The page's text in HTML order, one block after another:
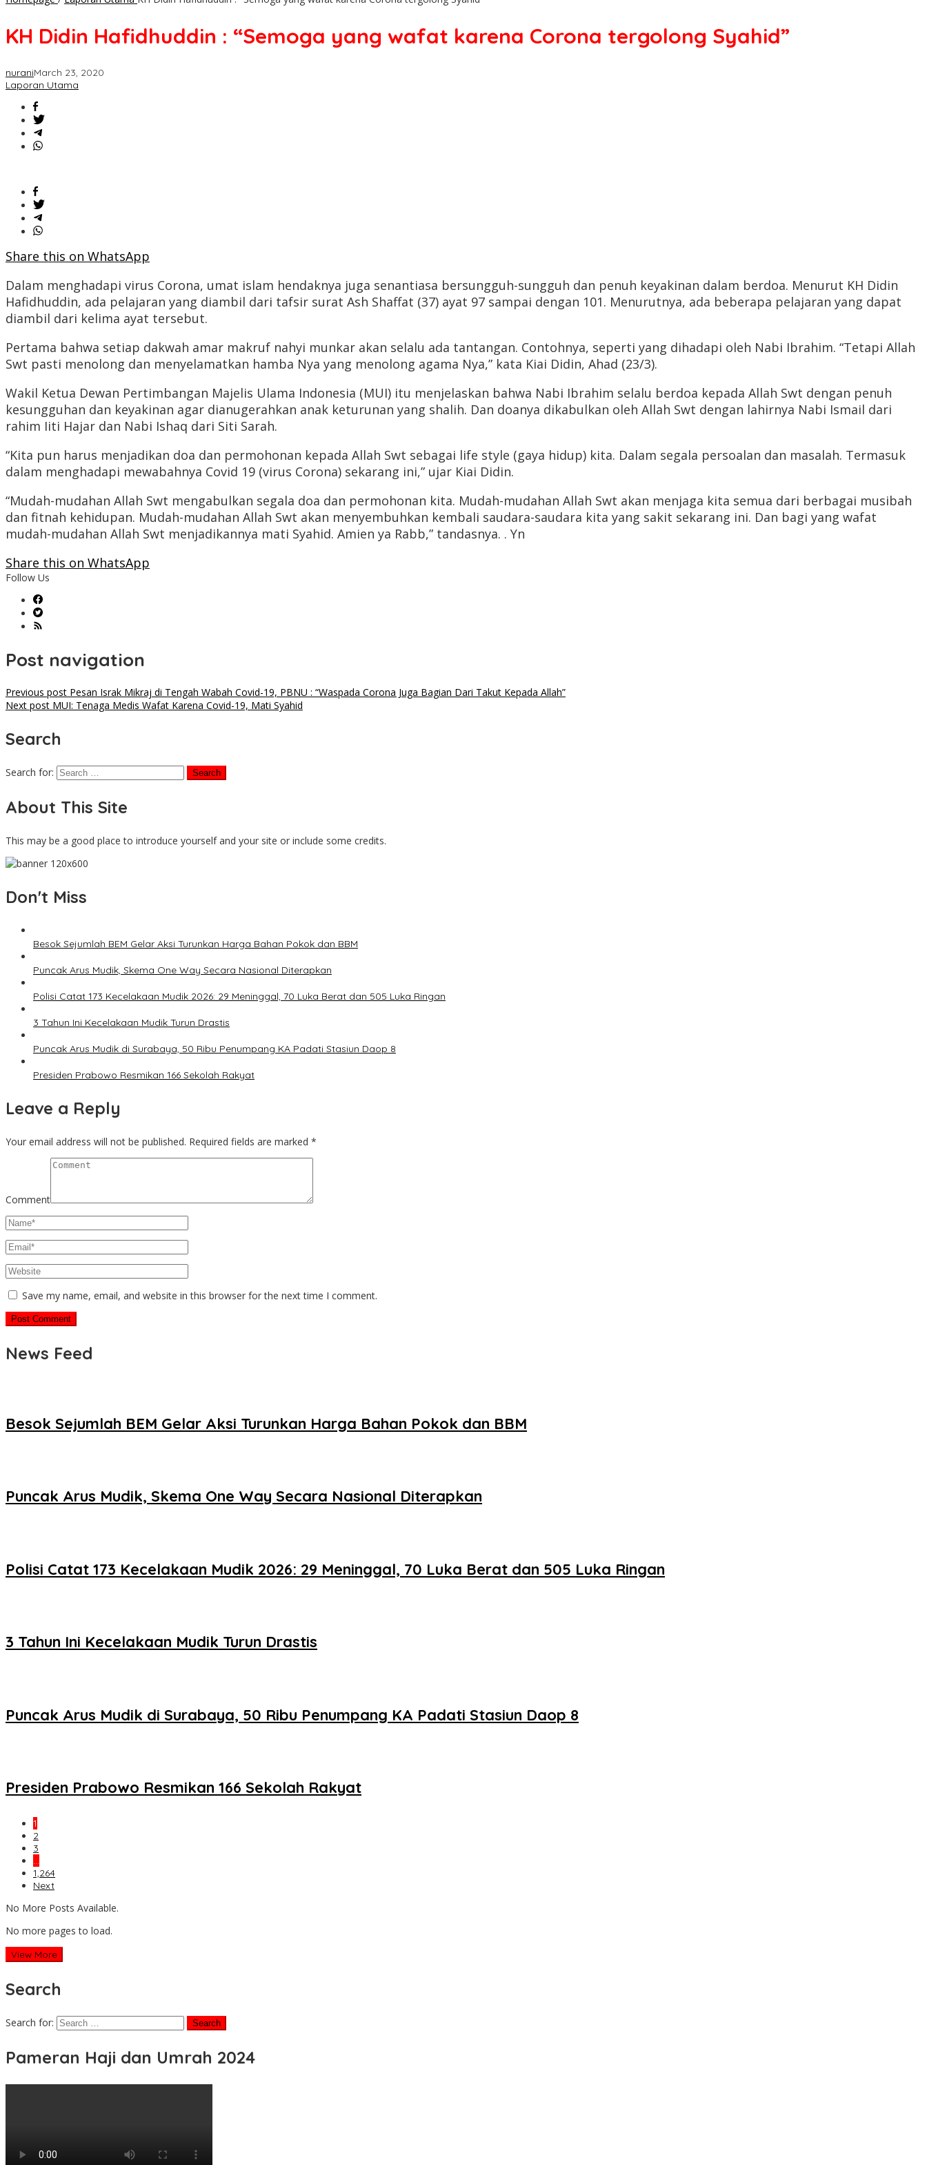
KH Didin Hafidhuddin : “Semoga yang wafat karena Corona tergolong Syahid”
nuraniMarch 23, 2020
Laporan Utama
Share this on WhatsApp
Dalam menghadapi virus Corona, umat islam hendaknya juga senantiasa bersungguh-sungguh dan penuh keyakinan dalam berdoa. Menurut KH Didin
Hafidhuddin, ada pelajaran yang diambil dari tafsir surat Ash Shaffat (37) ayat 97 sampai dengan 101. Menurutnya, ada beberapa pelajaran yang dapat
diambil dari kelima ayat tersebut.
Pertama bahwa setiap dakwah amar makruf nahyi munkar akan selalu ada tantangan. Contohnya, seperti yang dihadapi oleh Nabi Ibrahim. “Tetapi Allah
Swt pasti menolong dan menyelamatkan hamba Nya yang menolong agama Nya,” kata Kiai Didin, Ahad (23/3).
Wakil Ketua Dewan Pertimbangan Majelis Ulama Indonesia (MUI) itu menjelaskan bahwa Nabi Ibrahim selalu berdoa kepada Allah Swt dengan penuh
kesungguhan dan keyakinan agar dianugerahkan anak keturunan yang shalih. Dan doanya dikabulkan oleh Allah Swt dengan lahirnya Nabi Ismail dari
rahim Iiti Hajar dan Nabi Ishaq dari Siti Sarah.
“Kita pun harus menjadikan doa dan permohonan kepada Allah Swt sebagai life style (gaya hidup) kita. Dalam segala persoalan dan masalah. Termasuk
dalam menghadapi mewabahnya Covid 19 (virus Corona) sekarang ini,” ujar Kiai Didin.
“Mudah-mudahan Allah Swt mengabulkan segala doa dan permohonan kita. Mudah-mudahan Allah Swt akan menjaga kita semua dari berbagai musibah
dan fitnah kehidupan. Mudah-mudahan Allah Swt akan menyembuhkan kembali saudara-saudara kita yang sakit sekarang ini. Dan bagi yang wafat
mudah-mudahan Allah Swt menjadikannya mati Syahid. Amien ya Rabb,” tandasnya. . Yn
Share this on WhatsApp
Follow Us
Post navigation
Previous post Pesan Israk Mikraj di Tengah Wabah Covid-19, PBNU : “Waspada Corona Juga Bagian Dari Takut Kepada Allah”
Next post MUI: Tenaga Medis Wafat Karena Covid-19, Mati Syahid
Search
Search for:
About This Site
This may be a good place to introduce yourself and your site or include some credits.
Don't Miss
Besok Sejumlah BEM Gelar Aksi Turunkan Harga Bahan Pokok dan BBM
Puncak Arus Mudik, Skema One Way Secara Nasional Diterapkan
Polisi Catat 173 Kecelakaan Mudik 2026: 29 Meninggal, 70 Luka Berat dan 505 Luka Ringan
3 Tahun Ini Kecelakaan Mudik Turun Drastis
Puncak Arus Mudik di Surabaya, 50 Ribu Penumpang KA Padati Stasiun Daop 8
Presiden Prabowo Resmikan 166 Sekolah Rakyat
Leave a Reply
Your email address will not be published. Required fields are marked *
Comment
Save my name, email, and website in this browser for the next time I comment.
News Feed
Besok Sejumlah BEM Gelar Aksi Turunkan Harga Bahan Pokok dan BBM
Puncak Arus Mudik, Skema One Way Secara Nasional Diterapkan
Polisi Catat 173 Kecelakaan Mudik 2026: 29 Meninggal, 70 Luka Berat dan 505 Luka Ringan
3 Tahun Ini Kecelakaan Mudik Turun Drastis
Puncak Arus Mudik di Surabaya, 50 Ribu Penumpang KA Padati Stasiun Daop 8
Presiden Prabowo Resmikan 166 Sekolah Rakyat
1
2
3
…
1,264
Next
No More Posts Available.
No more pages to load.
View More
Search
Search for:
Pameran Haji dan Umrah 2024